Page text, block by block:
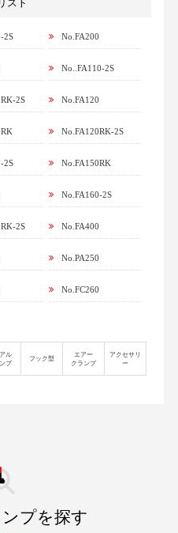
スト
2S No.FA200
No..FA110-2S
2S No.FA120
No.FA120RK-2S
2S No.FA150RK
No.FA160-2S
2S No.FA400
No.PA250
No.FC260
ル
プ
フック型
エアー
クランプ
アクセサリ
ー
プを探す